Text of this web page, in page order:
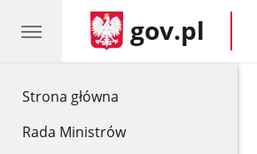
Strona główna
Rada Ministrów
gov.pl